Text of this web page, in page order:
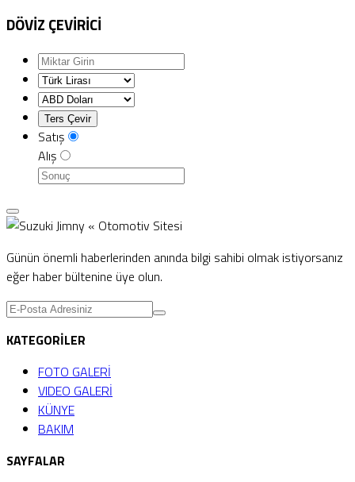
DÖVİZ ÇEVİRİCİ
Satış
Alış
Günün önemli haberlerinden anında bilgi sahibi olmak istiyorsanız
eğer haber bültenine üye olun.
KATEGORİLER
FOTO GALERİ
VIDEO GALERİ
KÜNYE
BAKIM
SAYFALAR